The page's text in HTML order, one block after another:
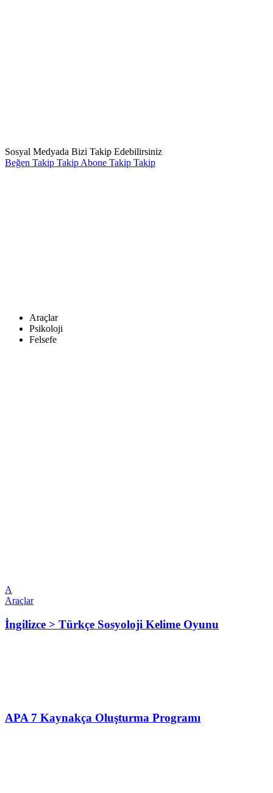
Sosyal Medyada Bizi Takip Edebilirsiniz
Beğen Takip Takip Abone Takip Takip
Araçlar
Psikoloji
Felsefe
A
Araçlar
İngilizce > Türkçe Sosyoloji Kelime Oyunu
APA 7 Kaynakça Oluşturma Programı